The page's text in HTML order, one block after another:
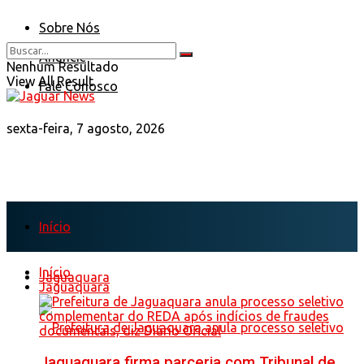
Sobre Nós
Anuncie
Fale Conosco
sexta-feira, 7 agosto, 2026
Nenhum Resultado
View All Result
Início
Jaguaquara
Início
Jaguaquara